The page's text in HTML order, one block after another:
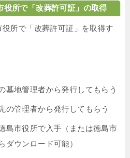
役所で「改葬許可証」の取得
所で「改葬許可証」を取得す
墓地管理者から発行してもらう
の管理者から発行してもらう
徳島市役所で入手（または徳島市
ダウンロード可能）